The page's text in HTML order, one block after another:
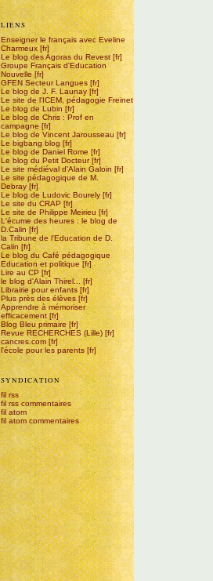
LIENS
Enseigner le français avec Eveline
Charmeux
Le blog des Agoras du Revest
Groupe Français d'Education
Nouvelle
GFEN Secteur Langues
Le blog de J. F. Launay
Le site de l'ICEM, pédagogie Freinet
Le blog de Lubin
Le blog de Chris : Prof en
campagne
Le blog de Vincent Jarousseau
Le bigbang blog
Le blog de Daniel Rome
Le blog du Petit Docteur
Le site médiéval d'Alain Galoin
Le site pédagogique de M.
Debray
Le blog de Ludovic Bourely
Le site du CRAP
Le site de Philippe Meirieu
L'écume des heures : le blog de
D.Calin
la Tribune de l'Education de D.
Calin
Le blog du Café pédagogique
Education et politique
Lire au CP
le blog d'Alain Thirel...
Librairie pour enfants
Plus près des élèves
Apprendre à mémoriser
efficacement
Blog Bleu primaire
Revue RECHERCHES (Lille)
cancres.com
l'école pour les parents
SYNDICATION
fil rss
fil rss commentaires
fil atom
fil atom commentaires